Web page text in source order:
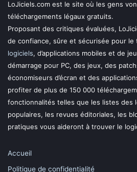
LoJiciels.com est le site où les gens
téléchargements légaux gratuits.
Proposant des critiques évaluées,
de confiance, sûre et sécurisée pour le
logiciels, d’applications mobiles et de
démarrage pour PC, des jeux, des
économiseurs d’écran et des
profiter de plus de 150 000
fonctionnalités telles que les listes des
populaires, les revues éditoriales, les
pratiques vous aideront à trouver le
Accueil
Politique de confidentialité